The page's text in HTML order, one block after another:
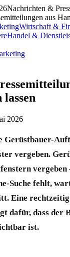
Nachrichten &
aus
Wirtschaft &
Handel &
2026
Gerüstbauer-
vergeben.
Suche fehlt,
Eine
dafür, dass der
ist.